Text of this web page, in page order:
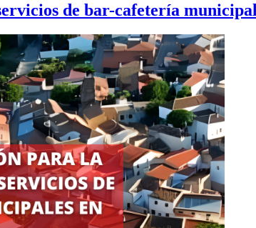
de bar-cafetería